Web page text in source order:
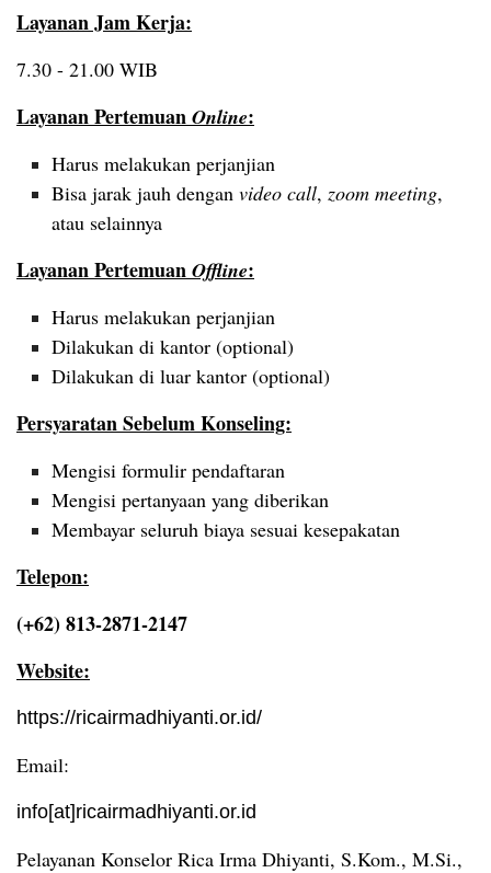
Layanan Jam Kerja:
7.30 - 21.00 WIB
Layanan Pertemuan Online:
Harus melakukan perjanjian
Bisa jarak jauh dengan video call, zoom meeting,
atau selainnya
Layanan Pertemuan Offline:
Harus melakukan perjanjian
Dilakukan di kantor (optional)
Dilakukan di luar kantor (optional)
Persyaratan Sebelum Konseling:
Mengisi formulir pendaftaran
Mengisi pertanyaan yang diberikan
Membayar seluruh biaya sesuai kesepakatan
Telepon:
(+62) 813-2871-2147
Website:
https://ricairmadhiyanti.or.id/
Email:
info[at]ricairmadhiyanti.or.id
Pelayanan Konselor Rica Irma Dhiyanti, S.Kom., M.Si.,